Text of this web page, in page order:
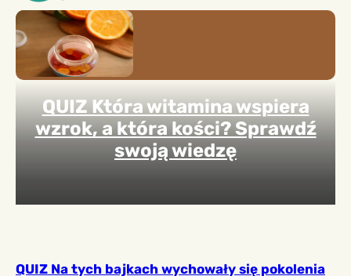
QUIZ Która witamina wspiera
wzrok, a która kości? Sprawdź
swoją wiedzę
QUIZ Na tych bajkach wychowały się pokolenia